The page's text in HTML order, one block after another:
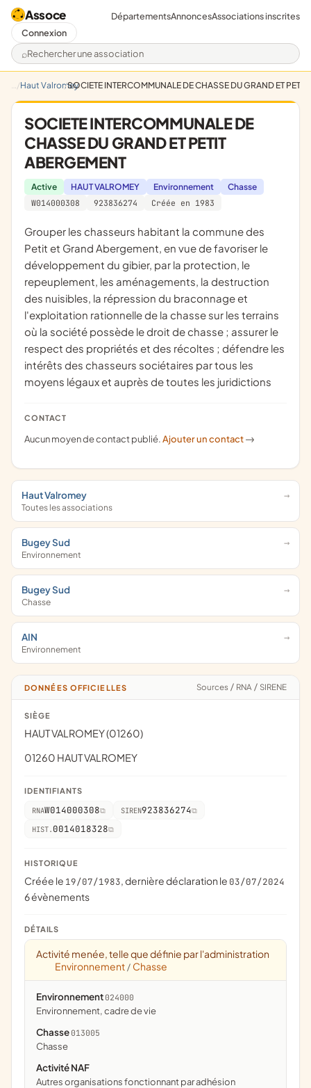
Assoce
Rechercher une association
DépartementsAnnoncesAssociations inscrites
Connexion
Haut ValromeySOCIETE INTERCOMMUNALE DE CHASSE DU GRAND ET PETIT
SOCIETE INTERCOMMUNALE DE
CHASSE DU GRAND ET PETIT
ABERGEMENT
Active HAUT VALROMEY Environnement
Chasse
W014000308
923836274 Créée en 1983
grouper les chasseurs habitant la commune des
Petit et Grand Abergement, en vue de favoriser le
développement du gibier, par la protection, le
repeuplement, les aménagements, la destruction
des nuisibles, la répression du braconnage et
l'exploitation rationnelle de la chasse sur les terrains
où la société possède le droit de chasse ; assurer le
respect des propriétés et des récoltes ; défendre les
intérêts des chasseurs sociétaires par tous les
moyens légaux et auprès de toutes les juridictions
CONTACT
Aucun moyen de contact publié.Ajouter un contact ->
Haut Valromey
Toutes les associations
Bugey Sud
Environnement
Bugey Sud
Chasse
AIN
Environnement
DONNÉES OFFICIELLES Sources / RNA / SIRENE
SIÈGE
HAUT VALROMEY (01260)
01260 HAUT VALROMEY
IDENTIFIANTS
RNAW014000308 SIREN923836274
HIST. 0014018328
HISTORIQUE
Créée le 19/07/1983, dernière déclaration le 03/07/2024
6 évènements
DÉTAILS
Activité menée, telle que définie par l'administration
Environnement / Chasse
Environnement 024000
Environnement, cadre de vie
Chasse 013005
chasse
Activité NAF
Autres organisations fonctionnant par adhésion